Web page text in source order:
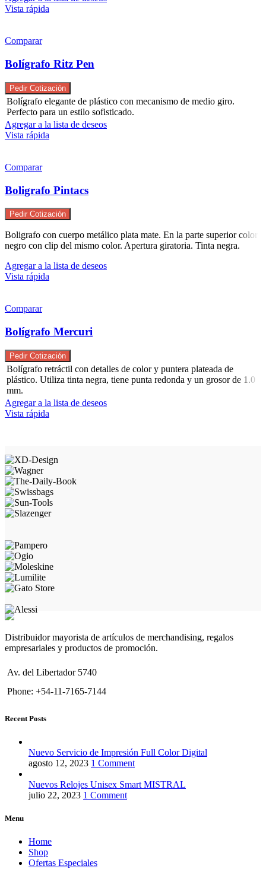
Vista rápida
Comparar
Bolígrafo Ritz Pen
Pedir Cotización
Bolígrafo elegante de plástico con mecanismo de medio giro.
Perfecto para un estilo sofisticado.
Agregar a la lista de deseos
Vista rápida
Comparar
Boligrafo Pintacs
Pedir Cotización
Boligrafo con cuerpo metálico plata mate. En la parte superior color
negro con clip del mismo color. Apertura giratoria. Tinta negra.
Agregar a la lista de deseos
Vista rápida
Comparar
Bolígrafo Mercuri
Pedir Cotización
Bolígrafo retráctil con detalles de color y puntera plateada de
plástico. Utiliza tinta negra, tiene punta redonda y un grosor de 1.0
mm.
Agregar a la lista de deseos
Vista rápida
Distribuidor mayorista de artículos de merchandising, regalos
empresariales y productos de promoción.
Av. del Libertador 5740
Phone: +54-11-7165-7144
Recent Posts
Nuevo Servicio de Impresión Full Color Digital
agosto 12, 2023 1 Comment
Nuevos Relojes Unisex Smart MISTRAL
julio 22, 2023 1 Comment
Menu
Home
Shop
Ofertas Especiales